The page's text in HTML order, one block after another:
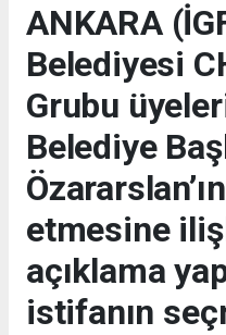
ANKARA
Belediyesi
Grubu
Belediye
etmesine
açıklama
istifanın